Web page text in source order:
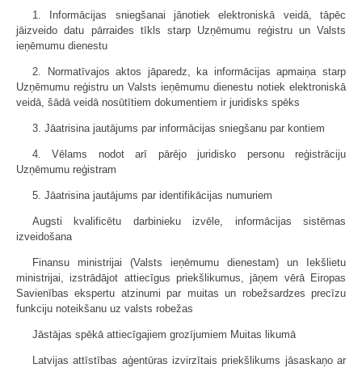
1. Informācijas sniegšanai jānotiek elektroniskā veidā, tāpēc
jāizveido datu pārraides tīkls starp Uzņēmumu reģistru un Valsts
ieņēmumu dienestu
2. Normatīvajos aktos jāparedz, ka informācijas apmaiņa starp
Uzņēmumu reģistru un Valsts ieņēmumu dienestu notiek elektroniskā
veidā, šādā veidā nosūtītiem dokumentiem ir juridisks spēks
3. Jāatrisina jautājums par informācijas sniegšanu par kontiem
4. Vēlams nodot arī pārējo juridisko personu reģistrāciju
Uzņēmumu reģistram
5. Jāatrisina jautājums par identifikācijas numuriem
Augsti kvalificētu darbinieku izvēle, informācijas sistēmas
izveidošana
Finansu ministrijai (Valsts ieņēmumu dienestam) un Iekšlietu
ministrijai, izstrādājot attiecīgus priekšlikumus, jāņem vērā Eiropas
Savienības ekspertu atzinumi par muitas un robežsardzes precīzu
funkciju noteikšanu uz valsts robežas
Jāstājas spēkā attiecīgajiem grozījumiem Muitas likumā
Latvijas attīstības aģentūras izvirzītais priekšlikums jāsaskaņo ar